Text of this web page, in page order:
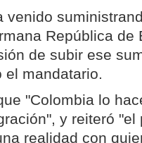
venido
República de
de subir ese
el mandatario.
"Colombia lo
y reiteró
realidad con